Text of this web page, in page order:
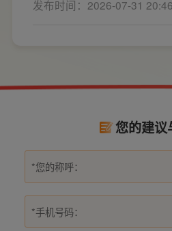
隐患。 所以装修前一定要
插座、开关合理的离地高
发布时间：2026-07-31
您的建议